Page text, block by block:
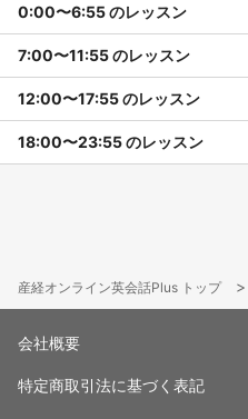
0:00〜6:55 のレッスン
7:00〜11:55 のレッスン
12:00〜17:55 のレッスン
18:00〜23:55 のレッスン
産経オンライン英会話Plus トップ
会社概要
特定商取引法に基づく表記